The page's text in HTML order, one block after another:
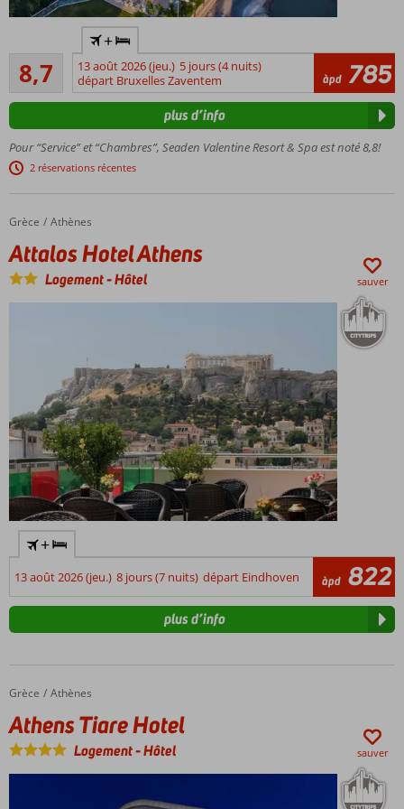
âge
minimum
16 ans
de la
plage
Centre
Spa
8,7Recommandé
204
commentaires
+
13 août 2026 (jeu.) 5 jours (4 nuits)
départ Bruxelles Zaventem
àpd 785
Pour “Service” et “Chambres”, Seaden Valentine Resort & Spa est noté 8,8!
2 réservations récentes
plus d’info
Accueil
Grèce Athènes
Attalos Hotel Athens
Attalos Hotel Athens
Logement-Hôtel sauver
+
13 août 2026 (jeu.) 8 jours (7 nuits) départ Eindhoven àpd 822
plus d’info
Accueil
Grèce Athènes
Athens Tiare Hotel
Athens Tiare Hotel
Logement-Hôtel sauver